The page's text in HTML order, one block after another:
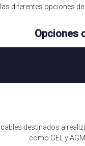
diferentes opciones
Opciones
destinados a
como GEL y